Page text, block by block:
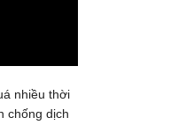
nhiều thời
chống dịch